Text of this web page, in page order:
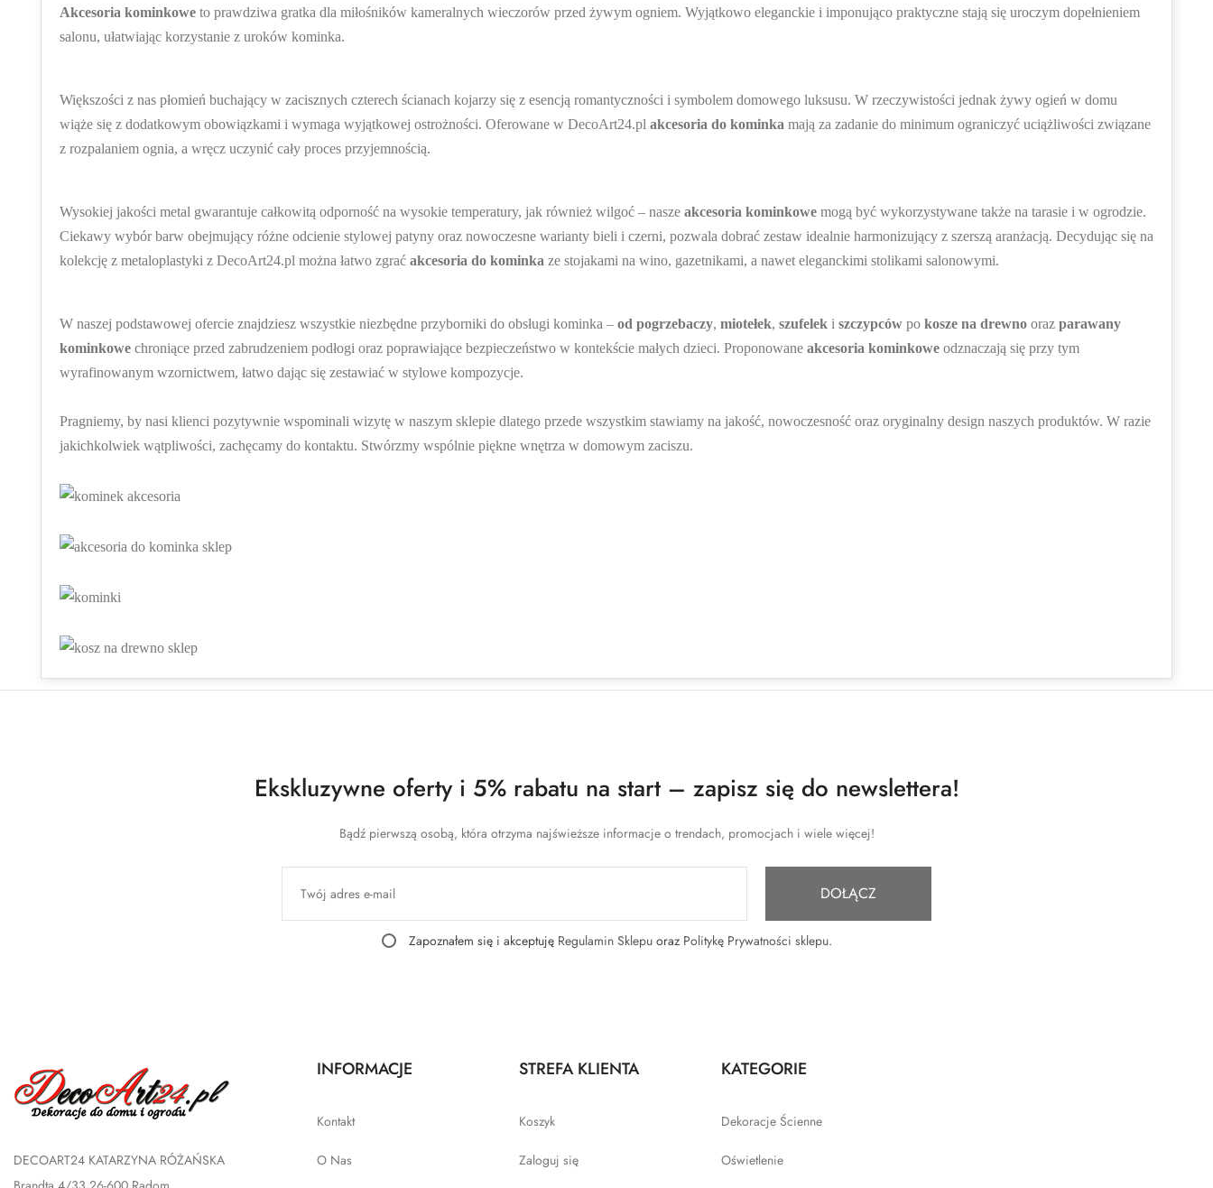
Akcesoria kominkowe to prawdziwa gratka dla miłośników kameralnych wieczorów przed żywym ogniem. Wyjątkowo eleganckie i imponująco praktyczne stają się uroczym dopełnieniem
salonu, ułatwiając korzystanie z uroków kominka.
Większości z nas płomień buchający w zacisznych czterech ścianach kojarzy się z esencją romantyczności i symbolem domowego luksusu. W rzeczywistości jednak żywy ogień w domu
wiąże się z dodatkowym obowiązkami i wymaga wyjątkowej ostrożności. Oferowane w DecoArt24.pl akcesoria do kominka mają za zadanie do minimum ograniczyć uciążliwości związane
z rozpalaniem ognia, a wręcz uczynić cały proces przyjemnością.
Wysokiej jakości metal gwarantuje całkowitą odporność na wysokie temperatury, jak również wilgoć – nasze akcesoria kominkowe mogą być wykorzystywane także na tarasie i w ogrodzie.
Ciekawy wybór barw obejmujący różne odcienie stylowej patyny oraz nowoczesne warianty bieli i czerni, pozwala dobrać zestaw idealnie harmonizujący z szerszą aranżacją. Decydując się na
kolekcję z metaloplastyki z DecoArt24.pl można łatwo zgrać akcesoria do kominka ze stojakami na wino, gazetnikami, a nawet eleganckimi stolikami salonowymi.
W naszej podstawowej ofercie znajdziesz wszystkie niezbędne przyborniki do obsługi kominka – od pogrzebaczy, miotełek, szufelek i szczypców po kosze na drewno oraz parawany
kominkowe chroniące przed zabrudzeniem podłogi oraz poprawiające bezpieczeństwo w kontekście małych dzieci. Proponowane akcesoria kominkowe odznaczają się przy tym
wyrafinowanym wzornictwem, łatwo dając się zestawiać w stylowe kompozycje.
Pragniemy, by nasi klienci pozytywnie wspominali wizytę w naszym sklepie dlatego przede wszystkim stawiamy na jakość, nowoczesność oraz oryginalny design naszych produktów. W razie
jakichkolwiek wątpliwości, zachęcamy do kontaktu. Stwórzmy wspólnie piękne wnętrza w domowym zaciszu.
Ekskluzywne oferty i 5% rabatu na start – zapisz się do newslettera!
Bądź pierwszą osobą, która otrzyma najświeższe informacje o trendach, promocjach i wiele więcej!
DOŁĄCZ
Zapoznałem się i akceptuję Regulamin Sklepuoraz Politykę Prywatności sklepu.
DECOART24 KATARZYNA RÓŻAŃSKA
INFORMACJE
Kontakt
O Nas
STREFA KLIENTA
Koszyk
Zaloguj się
KATEGORIE
Dekoracje Ścienne
Oświetlenie